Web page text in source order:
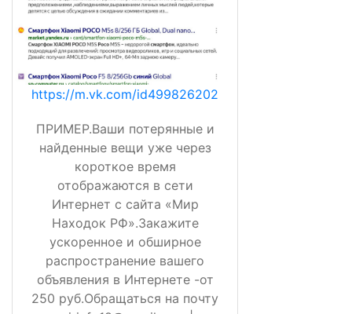
https://m.vk.com/id499826202
ПРИМЕР.Ваши потерянные и
найденные вещи уже через
короткое время
отображаются в сети
Интернет с сайта «Мир
Находок РФ».Закажите
ускоренное и обширное
распространение вашего
объявления в Интернете -от
250 руб.Обращаться на почту